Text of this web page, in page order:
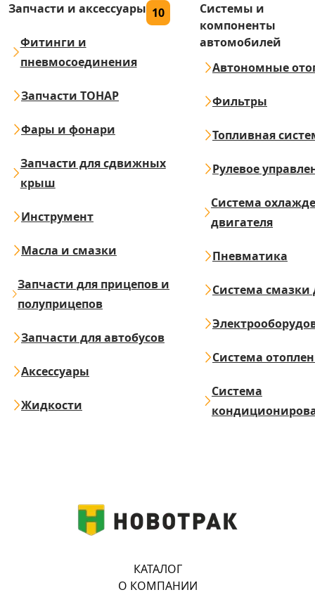
Запчасти и аксессуары 10
Фитинги и
пневмосоединения
Запчасти ТОНАР
Фары и фонари
Запчасти для сдвижных
крыш
Инструмент
Масла и смазки
Запчасти для прицепов и
полуприцепов
Запчасти для автобусов
Аксессуары
Жидкости
Системы и
компоненты
автомобилей
Автономные
Фильтры
Топливная
Рулевое
Система
двигателя
Пневматика
Система смазки
Система
Система
КАТАЛОГ
О КОМПАНИИ